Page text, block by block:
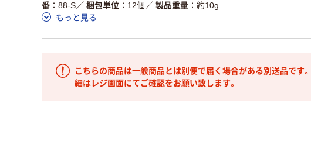
番
88-S／ 梱包単位 12個 ／ 製品重量
約10g
もっと見る
こちらの商品は一般商品とは別便で届く場合がある別送品です
細はレジ画面にてご確認をお願い致します。